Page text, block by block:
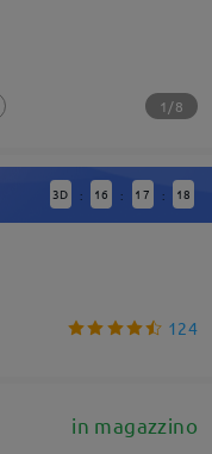
1/8
3D : 16 : 17 : 18
124
in magazzino